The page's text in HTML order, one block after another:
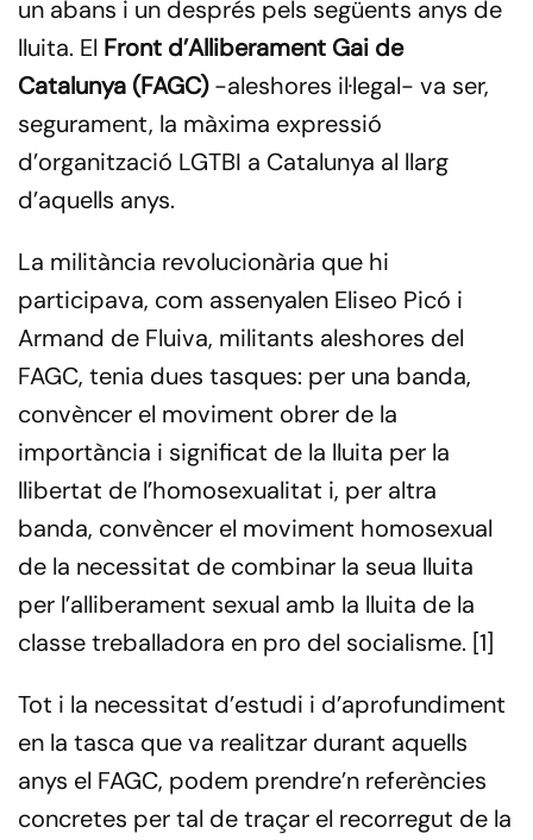
un abans i un després pels següents anys de
lluita. El Front d’Alliberament Gai de
Catalunya (FAGC)-aleshores il·legal- va ser,
segurament, la màxima expressió
d’organització LGTBI a Catalunya al llarg
d’aquells anys.
La militància revolucionària que hi
participava, com assenyalen Eliseo Picó i
Armand de Fluiva, militants aleshores del
FAGC, tenia dues tasques: per una banda,
convèncer el moviment obrer de la
importància i significat de la lluita per la
llibertat de l’homosexualitat i, per altra
banda, convèncer el moviment homosexual
de la necessitat de combinar la seua lluita
per l’alliberament sexual amb la lluita de la
classe treballadora en pro del socialisme. [1]
Tot i la necessitat d’estudi i d’aprofundiment
en la tasca que va realitzar durant aquells
anys el FAGC, podem prendre’n referències
concretes per tal de traçar el recorregut de la